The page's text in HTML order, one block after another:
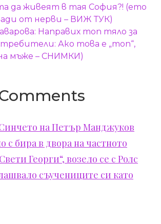
да живеят в тая София?! (ето
от нерви – ВИЖ ТУК)
Направих топ тяло за
Ако това е „топ“,
мъже – СНИМКИ)
на Петър Манджуков
с бира в двора на частното
Георги“, возело се с Ролс
съучениците си като